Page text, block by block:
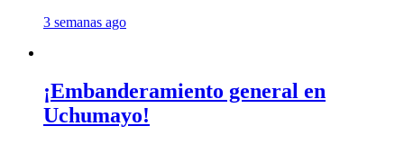
3 semanas ago
¡Embanderamiento general en
Uchumayo!